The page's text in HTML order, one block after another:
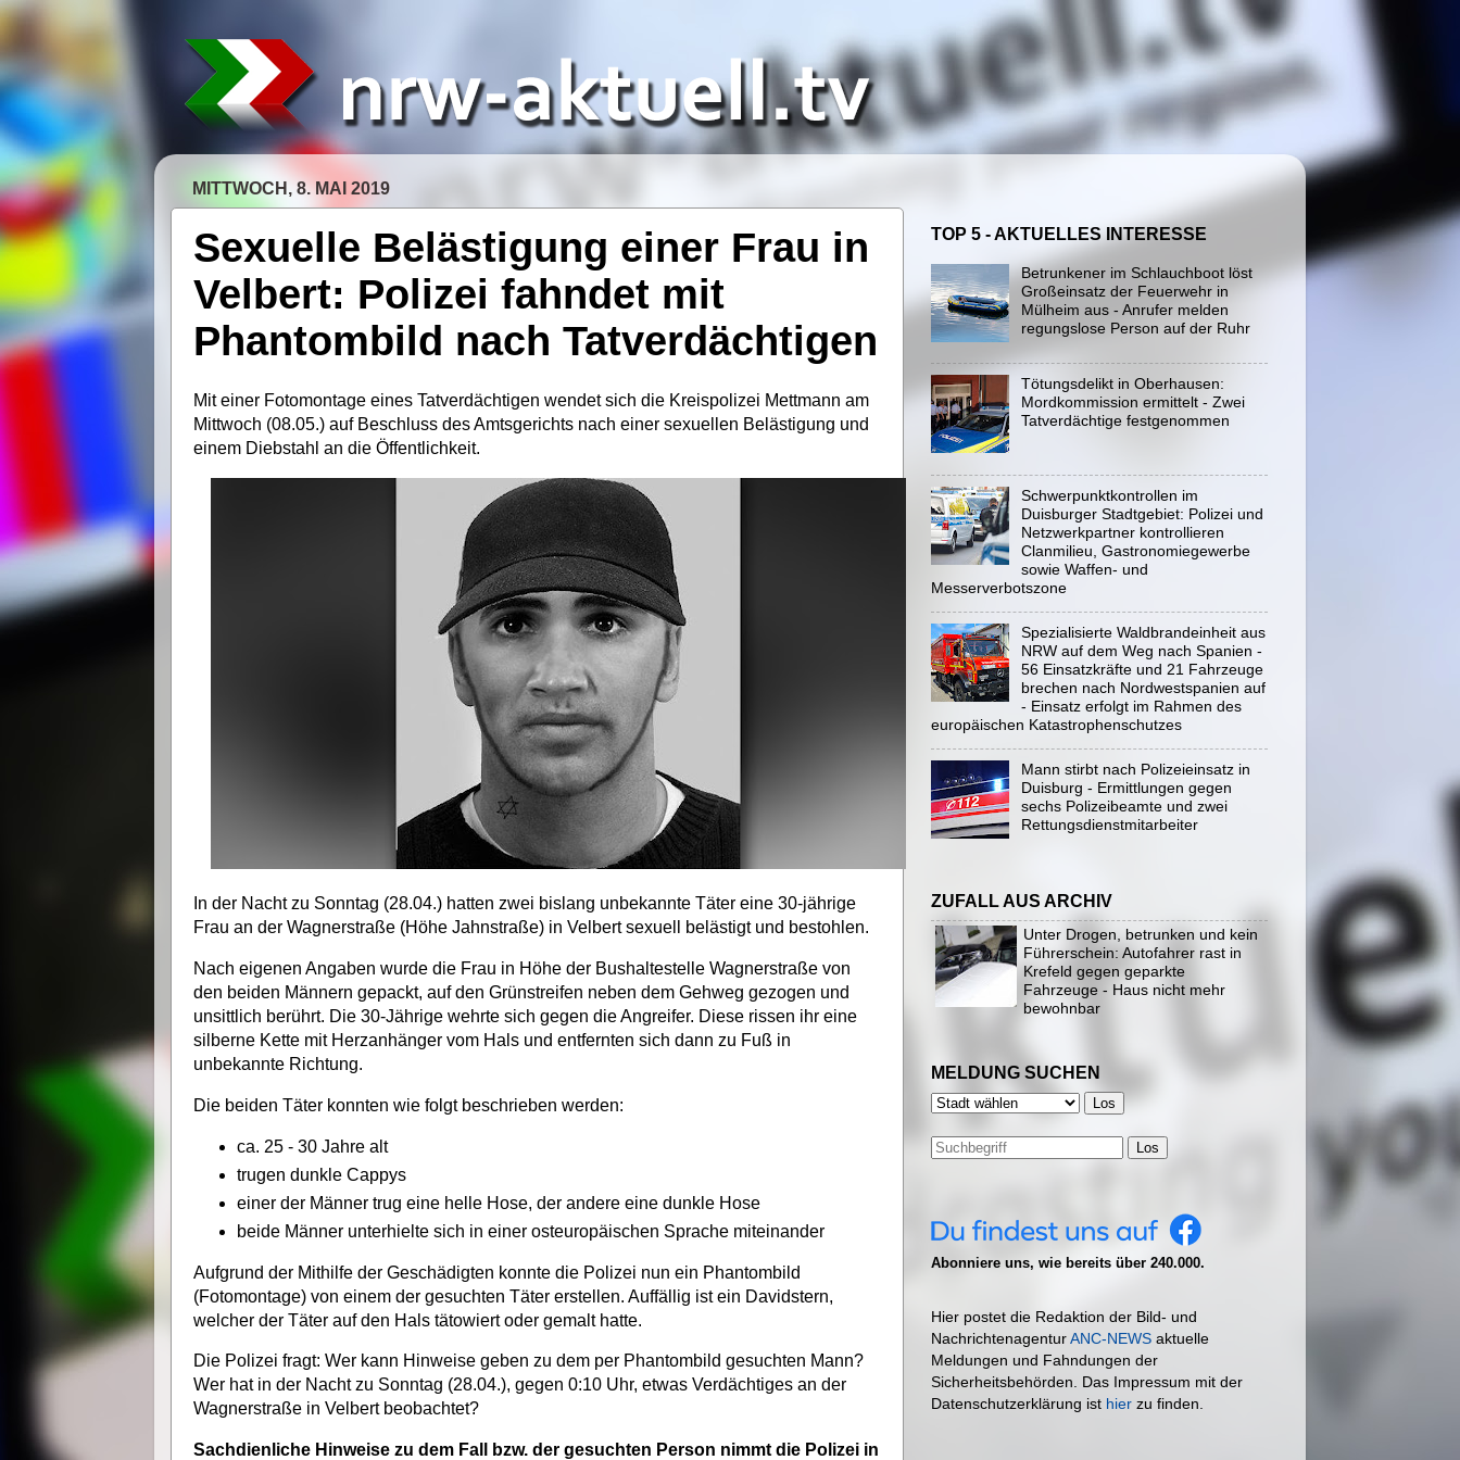
MITTWOCH, 8. MAI 2019
Sexuelle Belästigung einer Frau in
Velbert: Polizei fahndet mit
Phantombild nach Tatverdächtigen
Mit einer Fotomontage eines Tatverdächtigen wendet sich die Kreispolizei Mettmann am
Mittwoch (08.05.) auf Beschluss des Amtsgerichts nach einer sexuellen Belästigung und
einem Diebstahl an die Öffentlichkeit.
In der Nacht zu Sonntag (28.04.) hatten zwei bislang unbekannte Täter eine 30-jährige
Frau an der Wagnerstraße (Höhe Jahnstraße) in Velbert sexuell belästigt und bestohlen.
Nach eigenen Angaben wurde die Frau in Höhe der Bushaltestelle Wagnerstraße von
den beiden Männern gepackt, auf den Grünstreifen neben dem Gehweg gezogen und
unsittlich berührt. Die 30-Jährige wehrte sich gegen die Angreifer. Diese rissen ihr eine
silberne Kette mit Herzanhänger vom Hals und entfernten sich dann zu Fuß in
unbekannte Richtung.
Die beiden Täter konnten wie folgt beschrieben werden:
ca. 25 - 30 Jahre alt
trugen dunkle Cappys
einer der Männer trug eine helle Hose, der andere eine dunkle Hose
beide Männer unterhielte sich in einer osteuropäischen Sprache miteinander
Aufgrund der Mithilfe der Geschädigten konnte die Polizei nun ein Phantombild
(Fotomontage) von einem der gesuchten Täter erstellen. Auffällig ist ein Davidstern,
welcher der Täter auf den Hals tätowiert oder gemalt hatte.
Die Polizei fragt: Wer kann Hinweise geben zu dem per Phantombild gesuchten Mann?
Wer hat in der Nacht zu Sonntag (28.04.), gegen 0:10 Uhr, etwas Verdächtiges an der
Wagnerstraße in Velbert beobachtet?
Sachdienliche Hinweise zu dem Fall bzw. der gesuchten Person nimmt die Polizei in
TOP 5 - AKTUELLES INTERESSE
Betrunkener im Schlauchboot löst
Großeinsatz der Feuerwehr in
Mülheim aus - Anrufer melden
regungslose Person auf der Ruhr
Tötungsdelikt in Oberhausen:
Mordkommission ermittelt - Zwei
Tatverdächtige festgenommen
Schwerpunktkontrollen im
Duisburger Stadtgebiet: Polizei und
Netzwerkpartner kontrollieren
Clanmilieu, Gastronomiegewerbe
sowie Waffen- und
Messerverbotszone
Spezialisierte Waldbrandeinheit aus
NRW auf dem Weg nach Spanien -
56 Einsatzkräfte und 21 Fahrzeuge
brechen nach Nordwestspanien auf
- Einsatz erfolgt im Rahmen des
europäischen Katastrophenschutzes
Mann stirbt nach Polizeieinsatz in
Duisburg - Ermittlungen gegen
sechs Polizeibeamte und zwei
Rettungsdienstmitarbeiter
ZUFALL AUS ARCHIV
Unter Drogen, betrunken und kein
Führerschein: Autofahrer rast in
Krefeld gegen geparkte
Fahrzeuge - Haus nicht mehr
bewohnbar
MELDUNG SUCHEN
Los
Abonniere uns, wie bereits über 240.000.
Hier postet die Redaktion der Bild- und
NachrichtenagenturANC-NEWS aktuelle
Meldungen und Fahndungen der
Sicherheitsbehörden. Das Impressum mit der
Datenschutzerklärung ist hier zu finden.